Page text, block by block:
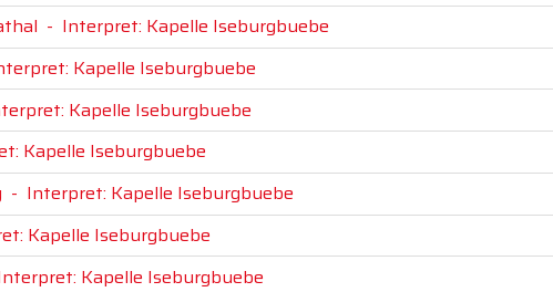
- Interpret: Kapelle Iseburgbuebe
Kapelle Iseburgbuebe
Kapelle Iseburgbuebe
Kapelle Iseburgbuebe
- Interpret: Kapelle Iseburgbuebe
Kapelle Iseburgbuebe
Kapelle Iseburgbuebe